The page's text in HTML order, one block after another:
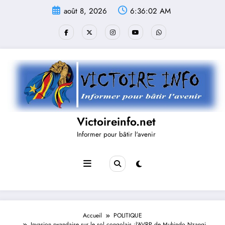
août 8, 2026 6:36:02 AM
Victoireinfo.net
Informer pour bâtir l'avenir
Accueil
POLITIQUE